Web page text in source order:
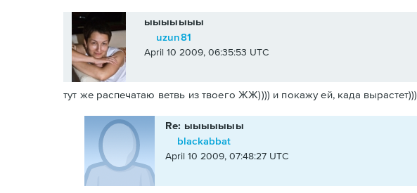
ыыыыыыы
uzun81
April 10 2009, 06:35:53 UTC
тут же распечатаю ветвь из твоего ЖЖ)))) и покажу ей, када вырастет)))
Re: ыыыыыыы
blackabbat
April 10 2009, 07:48:27 UTC